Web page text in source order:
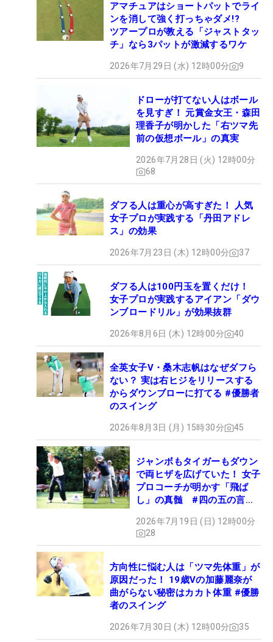
アマチュアはショートパットでライ
ンを消して強く打っちゃダメ!?
ツアープロが教える「ジャストタッ
チ」なら3パットが激減するワケ
2026年7月29日 (水) 12時00分 9
ドローが打てない人はボール
を見すぎ！ 元賞金女王・森田
理香子が明かした「右ツマ先
前の仮想ボール」の真実
2026年7月28日 (火) 12時00分
68
ダフる人は重心が高すぎた！ 人気
女子プロが実践する「丹田アドレ
ス」の効果
2026年7月23日 (木) 12時00分 37
ダフる人は100円玉を置くだけ！
女子プロが実践するアイアン「ダウ
ンブロードリル」が効果抜群
2026年8月6日 (木) 12時00分 40
全英女子V・桑木志帆はなぜダフら
ない？ 実は右ヒジをリリースする
からダウンブローに打てる #優勝者
のスイング
2026年8月3日 (月) 15時30分 45
ジャンボもタイガーもダウン
で両ヒザを広げていた！ 女子
プロコーチが明かす「飛ば
し」の真髄 #四の五の言わ
2026年7月19日 (日) 12時00分
28
方向性に悩む人は「ツマ先体重」が
原因だった！ 19歳Vの加藤麗奈が
曲がらない秘密はカカト体重 #優勝
者のスイング
2026年7月30日 (木) 12時00分 35